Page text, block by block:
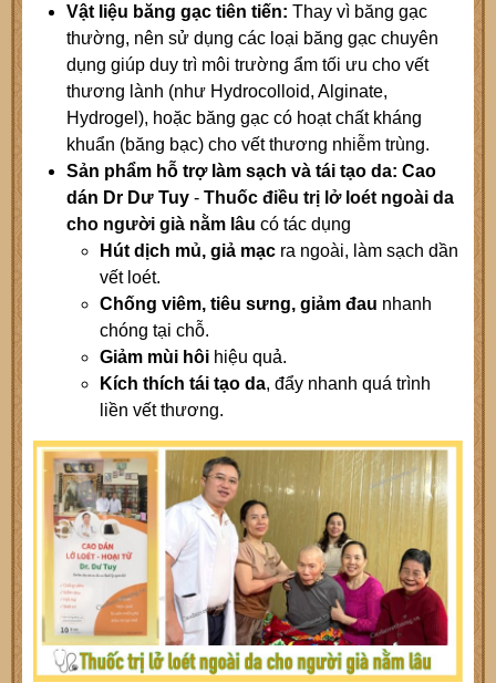
Vật liệu băng gạc tiên tiến: Thay vì băng gạc
thường, nên sử dụng các loại băng gạc chuyên
dụng giúp duy trì môi trường ẩm tối ưu cho vết
thương lành (như Hydrocolloid, Alginate,
Hydrogel), hoặc băng gạc có hoạt chất kháng
khuẩn (băng bạc) cho vết thương nhiễm trùng.
Sản phẩm hỗ trợ làm sạch và tái tạo da: Cao
dán Dr Dư Tuy - Thuốc điều trị lở loét ngoài da
cho người già nằm lâu có tác dụng
Hút dịch mủ, giả mạc ra ngoài, làm sạch dần
vết loét.
Chống viêm, tiêu sưng, giảm đau nhanh
chóng tại chỗ.
Giảm mùi hôi hiệu quả.
Kích thích tái tạo da, đẩy nhanh quá trình
liền vết thương.